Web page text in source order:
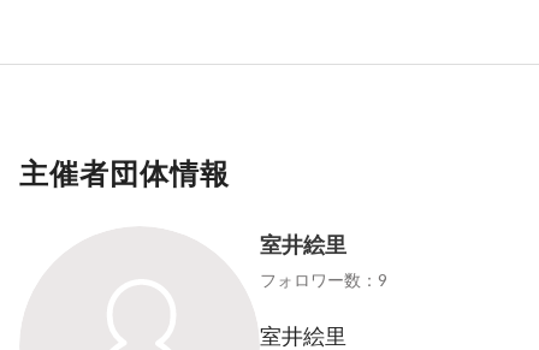
主催者団体情報
室井絵里
フォロワー数：9
室井絵里